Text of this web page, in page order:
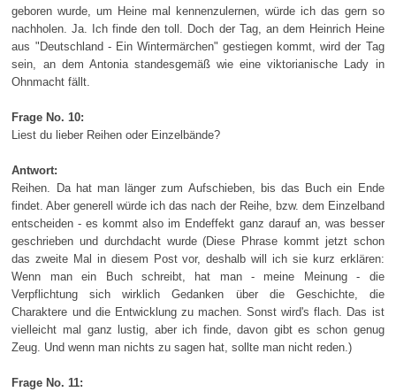
geboren wurde, um Heine mal kennenzulernen, würde ich das gern so
nachholen. Ja. Ich finde den toll. Doch der Tag, an dem Heinrich Heine
aus "Deutschland - Ein Wintermärchen" gestiegen kommt, wird der Tag
sein, an dem Antonia standesgemäß wie eine viktorianische Lady in
Ohnmacht fällt.
Frage No. 10:
Liest du lieber Reihen oder Einzelbände?
Antwort:
Reihen. Da hat man länger zum Aufschieben, bis das Buch ein Ende
findet. Aber generell würde ich das nach der Reihe, bzw. dem Einzelband
entscheiden - es kommt also im Endeffekt ganz darauf an, was besser
geschrieben und durchdacht wurde (Diese Phrase kommt jetzt schon
das zweite Mal in diesem Post vor, deshalb will ich sie kurz erklären:
Wenn man ein Buch schreibt, hat man - meine Meinung - die
Verpflichtung sich wirklich Gedanken über die Geschichte, die
Charaktere und die Entwicklung zu machen. Sonst wird's flach. Das ist
vielleicht mal ganz lustig, aber ich finde, davon gibt es schon genug
Zeug. Und wenn man nichts zu sagen hat, sollte man nicht reden.)
Frage No. 11: